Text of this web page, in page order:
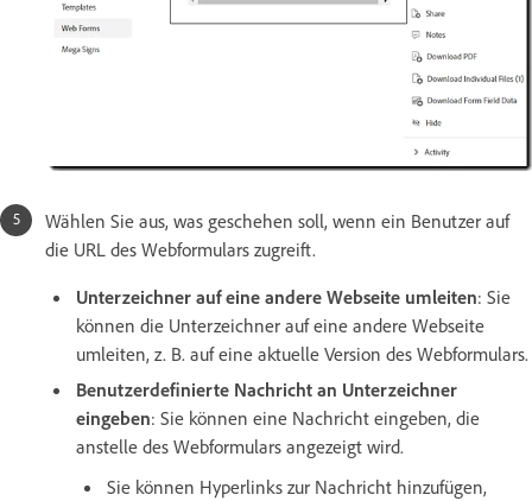
Wählen Sie aus, was geschehen soll, wenn ein Benutzer auf
die URL des Webformulars zugreift.
Unterzeichner auf eine andere Webseite umleiten: Sie
können die Unterzeichner auf eine andere Webseite
umleiten, z. B. auf eine aktuelle Version des Webformulars.
Benutzerdefinierte Nachricht an Unterzeichner
eingeben: Sie können eine Nachricht eingeben, die
anstelle des Webformulars angezeigt wird.
Sie können Hyperlinks zur Nachricht hinzufügen,